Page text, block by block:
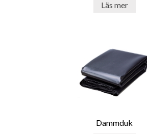
Läs mer
Dammduk